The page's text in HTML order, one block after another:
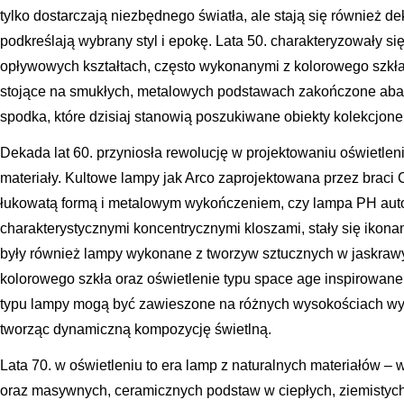
tylko dostarczają niezbędnego światła, ale stają się również
podkreślają wybrany styl i epokę. Lata 50. charakteryzowały
opływowych kształtach, często wykonanymi z kolorowego
stojące na smukłych, metalowych podstawach zakończone
spodka, które dzisiaj stanowią poszukiwane obiekty
Dekada lat 60. przyniosła rewolucję w projektowaniu
materiały. Kultowe lampy jak Arco zaprojektowana przez
łukowatą formą i metalowym wykończeniem, czy lampa PH
charakterystycznymi koncentrycznymi kloszami, stały się
były również lampy wykonane z tworzyw sztucznych w
kolorowego szkła oraz oświetlenie typu space age
typu lampy mogą być zawieszone na różnych wysokościach
tworząc dynamiczną kompozycję świetlną.
Lata 70. w oświetleniu to era lamp z naturalnych materiałów –
oraz masywnych, ceramicznych podstaw w ciepłych,